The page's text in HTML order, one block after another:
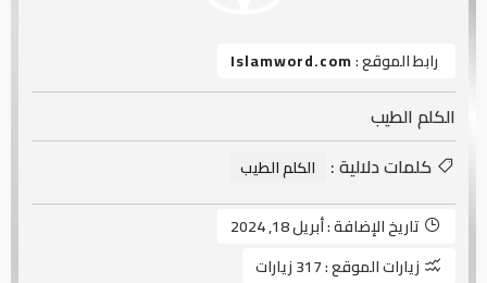
رابط الموقع :Islamword.com
الكلم الطيب
كلمات دلالية :
الكلم الطيب
تاريخ الإضافة :أبريل 18, 2024
زيارات الموقع :317 زيارات